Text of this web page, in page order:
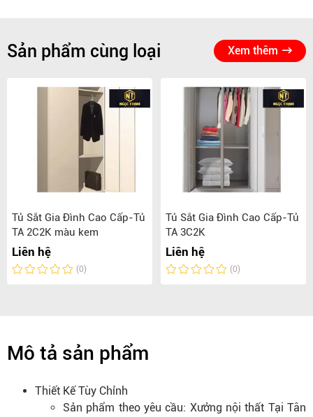
Sản phẩm cùng loại Xem thêm
Tủ Sắt Gia Đình Cao Cấp-Tủ
TA 2C2K màu kem
Liên hệ
(0)
Tủ Sắt Gia Đình Cao Cấp-Tủ
TA 3C2K
Liên hệ
(0)
Mô tả sản phẩm
Thiết Kế Tùy Chỉnh
Sản phẩm theo yêu cầu: Xưởng nội thất Tại Tân